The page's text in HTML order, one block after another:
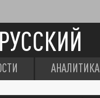
АНАЛИТИКА